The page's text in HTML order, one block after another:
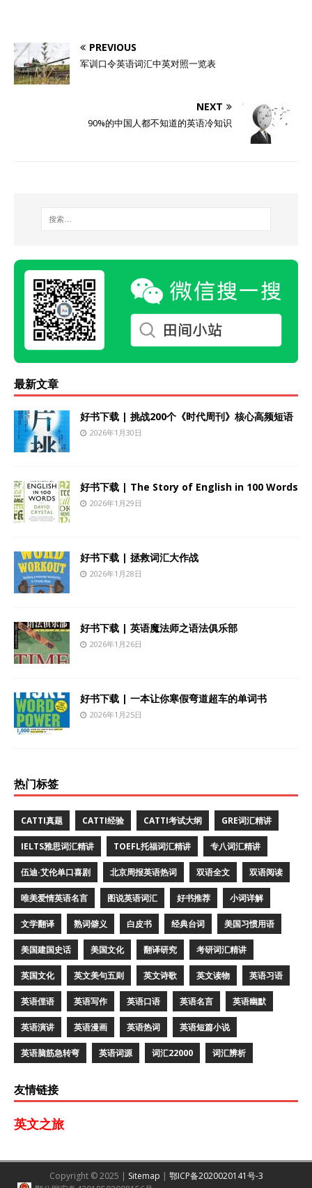
PREVIOUS
军训口令英语词汇中英对照一览表
NEXT
90%的中国人都不知道的英语冷知识
最新文章
好书下载 | 挑战200个《时代周刊》核心高频短语
2026年1月30日
好书下载 | The Story of English in 100 Words
2026年1月29日
好书下载 | 拯救词汇大作战
2026年1月28日
好书下载 | 英语魔法师之语法俱乐部
2026年1月26日
好书下载 | 一本让你寒假弯道超车的单词书
2026年1月25日
热门标签
CATTI真题 CATTI经验 CATTI考试大纲 GRE词汇精讲
IELTS雅思词汇精讲 TOEFL托福词汇精讲 专八词汇精讲
伍迪·艾伦单口喜剧 北京周报英语热词 双语全文 双语阅读
唯美爱情英语名言 图说英语词汇 好书推荐 小词详解
文学翻译 熟词僻义 白皮书 经典台词 美国习惯用语
美国建国史话 美国文化 翻译研究 考研词汇精讲
英国文化 英文美句五则 英文诗歌 英文读物 英语习语
英语俚语 英语写作 英语口语 英语名言 英语幽默
英语演讲 英语漫画 英语热词 英语短篇小说
英语脑筋急转弯 英语词源 词汇22000 词汇辨析
友情链接
英文之旅
Copyright © 2025 | Sitemap | 鄂ICP备2020020141号-3